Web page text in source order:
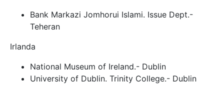
Bank Markazi Jomhorui Islami. Issue Dept.-
Teheran
Irlanda
National Museum of Ireland.- Dublin
University of Dublin. Trinity College.- Dublin